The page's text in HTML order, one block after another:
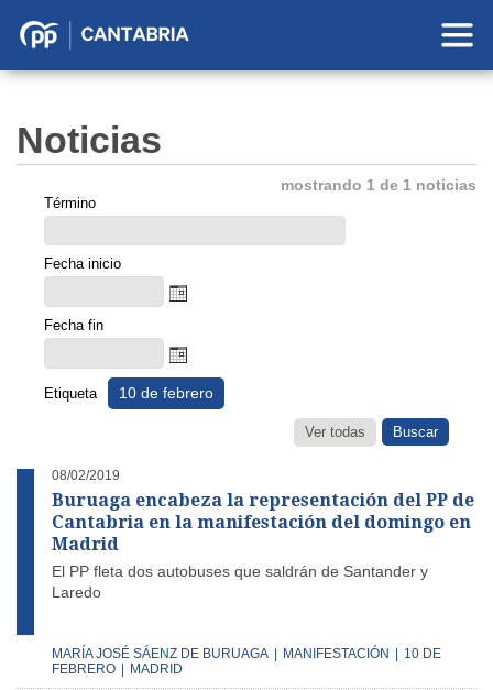
Partido
Cantabria
Noticias
mostrando 1 de 1 noticias
Término
Fecha inicio
Fecha fin
Etiqueta 10 de febrero
Ver todas
08/02/2019
Buruaga encabeza la representación del PP de
Cantabria en la manifestación del domingo en
Madrid
El PP fleta dos autobuses que saldrán de Santander y
Laredo
MARÍA JOSÉ SÁENZ DE BURUAGA MANIFESTACIÓN
10 DE
FEBRERO
MADRID